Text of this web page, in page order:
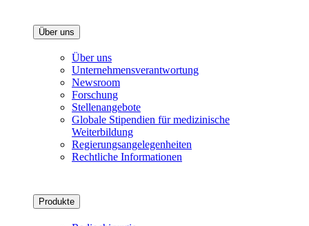
Über uns
Über uns
Unternehmensverantwortung
Newsroom
Forschung
Stellenangebote
Globale Stipendien für medizinische
Weiterbildung
Regierungsangelegenheiten
Rechtliche Informationen
Produkte